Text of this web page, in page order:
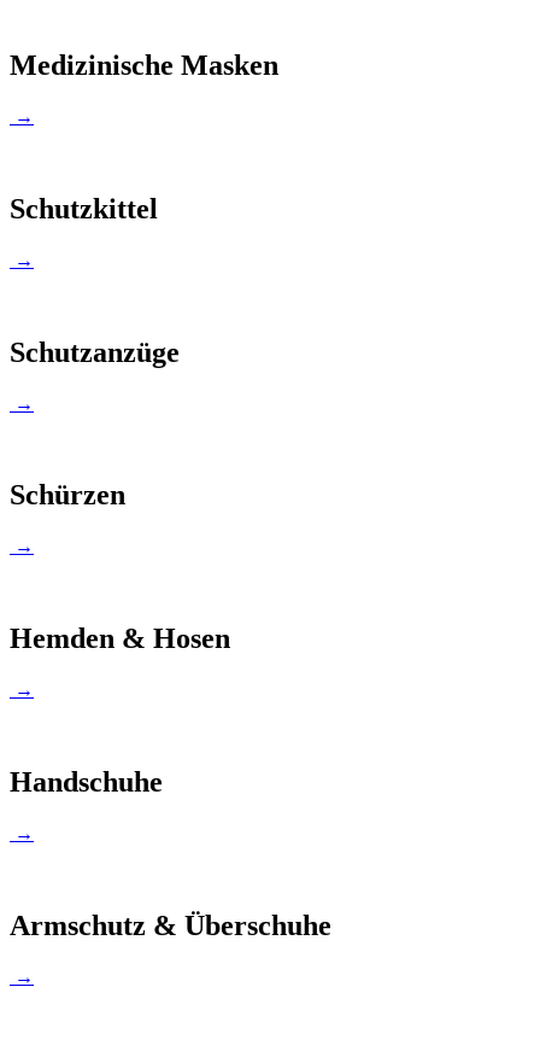
Medizinische Masken
→
Schutzkittel
→
Schutzanzüge
→
Schürzen
→
Hemden & Hosen
→
Handschuhe
→
Armschutz & Überschuhe
→